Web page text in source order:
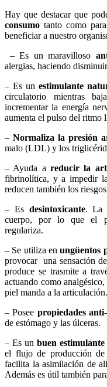
Hay que destacar que
consumo tanto como
beneficiar a nuestro
– Es un maravilloso
alergias, haciendo
– Es unestimulante
circulatorio mientras
incrementar la energía
aumenta el pulso del ritmo
–Normaliza la presión
malo (LDL) y los
– Ayuda a reducir la
fibrinolítica, y a impedir
reducen también los
– Es desintoxicante. La
cuerpo, por lo que el
regulariza.
– Se utiliza enungüentos
provocar una sensación
produce se trasmite a
actuando como
piel manda a la articulación.
– Posee propiedades
de estómago y las úlceras.
– Es un buen
el flujo de producción
facilita la asimilación de
Además es útil también